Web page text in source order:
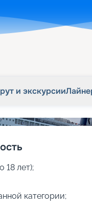
и экскурсии
18 лет);
категории;